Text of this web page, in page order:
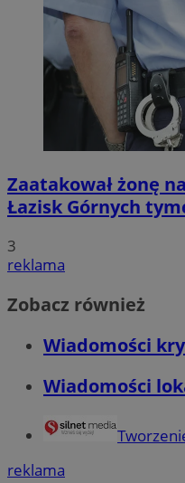
Zaatakował żonę
Łazisk Górnych
3
reklama
Zobacz również
Wiadomości
Wiadomości
reklama